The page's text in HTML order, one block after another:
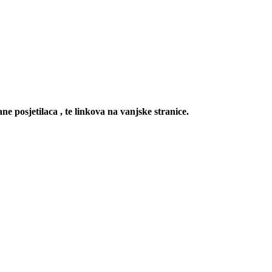
posjetilaca , te linkova na vanjske stranice.